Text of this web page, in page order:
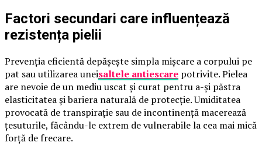
Factori secundari care influențează
rezistența pielii
Prevenția eficientă depășește simpla mișcare a corpului pe
pat sau utilizarea uneisaltele antiescare potrivite. Pielea
are nevoie de un mediu uscat și curat pentru a-și păstra
elasticitatea și bariera naturală de protecție. Umiditatea
provocată de transpirație sau de incontinență macerează
țesuturile, făcându-le extrem de vulnerabile la cea mai mică
forță de frecare.